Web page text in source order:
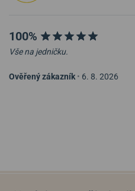
100%
Vše na jedničku.
Ověřený zákazník • 6. 8. 2026